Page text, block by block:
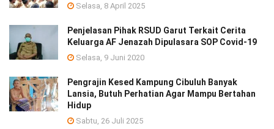
Selasa, 8 April 2025
Penjelasan Pihak RSUD Garut Terkait Cerita
Keluarga AF Jenazah Dipulasara SOP Covid-19
Selasa, 9 Juni 2020
Pengrajin Kesed Kampung Cibuluh Banyak
Lansia, Butuh Perhatian Agar Mampu Bertahan
Hidup
Sabtu, 26 Juli 2025